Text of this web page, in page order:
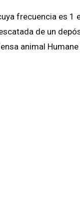
frecuencia es
de un
animal